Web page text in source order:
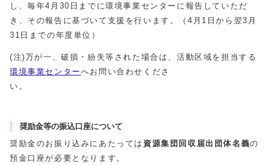
し、毎年4月30日までに環境事業センターに報告していただ
き、その報告に基づいて支援を行います。（4月1日から翌3月
31日までの年度単位）
(注)万が一、破損・紛失等された場合は、活動区域を担当する
環境事業センター へお問い合わせくださ
い
奨励金等の振込口座について
奨励金のお振り込みにあたっては 資源集団回収届出団体名義の
預金口座が必要となります。